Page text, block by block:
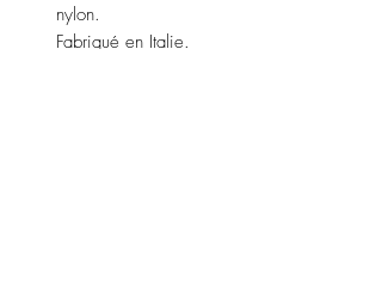
nylon.
Fabriqué en Italie.